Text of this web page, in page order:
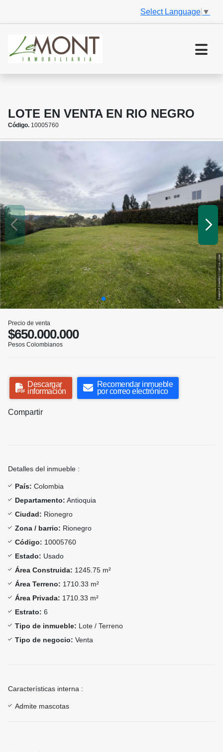
Select Language ▼
LOTE EN VENTA EN RIO NEGRO
Código. 10005760
Precio de venta
$650.000.000
Pesos Colombianos
Descargar
información
Recomendar inmueble
por correo electrónico
Compartir
Detalles del inmueble :
País: Colombia
Departamento: Antioquia
Ciudad: Rionegro
Zona / barrio: Rionegro
Código: 10005760
Estado: Usado
Área Construida: 1245.75 m²
Área Terreno: 1710.33 m²
Área Privada: 1710.33 m²
Estrato: 6
Tipo de inmueble: Lote / Terreno
Tipo de negocio: Venta
Características interna :
Admite mascotas